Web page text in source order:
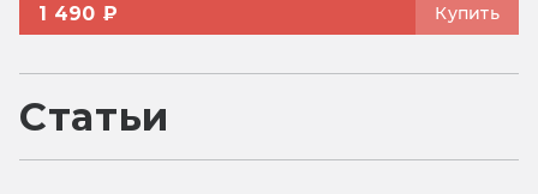
1 490 ₽ Купить
Статьи